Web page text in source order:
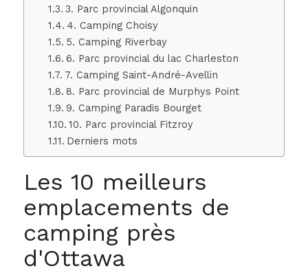
3. Parc provincial Algonquin
4. Camping Choisy
5. Camping Riverbay
6. Parc provincial du lac Charleston
7. Camping Saint-André-Avellin
8. Parc provincial de Murphys Point
9. Camping Paradis Bourget
10. Parc provincial Fitzroy
Derniers mots
Les 10 meilleurs
emplacements de
camping près
d'Ottawa